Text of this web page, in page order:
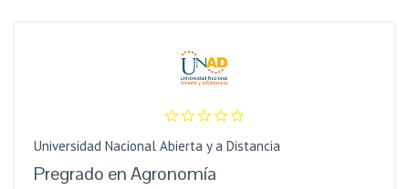
Universidad Nacional Abierta y a Distancia
Pregrado en Agronomía